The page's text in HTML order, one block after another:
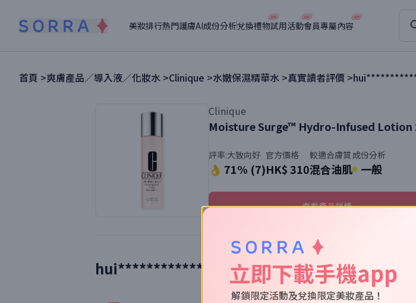
美妝排行熱門護膚AI成份分析兌換禮物試用活動會員專屬內容
首頁 >爽膚產品／導入液／化妝水 >Clinique >水嫩保濕精華水 >真實讀者評價 >
Clinique
Moisture Surge™ Hydro-Infused Lotion
評率:大致向好
👌 71% (7)
官方價格
HK$ 310
較適合膚質
混合油肌
成份分析
一般
查看產品詳情
hui****************com的使用評價
立即下載手機app
解鎖限定活動及兌換限定美妝產品！